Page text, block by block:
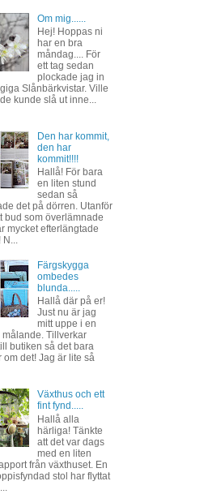
Om mig......
Hej! Hoppas ni
har en bra
måndag.... För
ett tag sedan
plockade jag in
Slånbärkvistar. Ville
kunde slå ut inne...
Den har kommit,
den har
kommit!!!!
Hallå! För bara
en liten stund
sedan så
det på dörren. Utanför
bud som överlämnade
mycket efterlängtade
N...
Färgskygga
ombedes
blunda.....
Hallå där på er!
Just nu är jag
mitt uppe i en
målande. Tillverkar
butiken så det bara
om det! Jag är lite så
Växthus och ett
fint fynd.....
Hallå alla
härliga! Tänkte
att det var dags
med en liten
från växthuset. En
stol har flyttat